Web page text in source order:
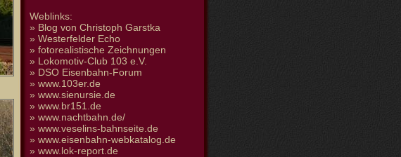
Weblinks:
» Blog von Christoph Garstka
» Westerfelder Echo
» fotorealistische Zeichnungen
» Lokomotiv-Club 103 e.V.
» DSO Eisenbahn-Forum
» www.103er.de
» www.sienursie.de
» www.br151.de
» www.nachtbahn.de/
» www.veselins-bahnseite.de
» www.eisenbahn-webkatalog.de
» www.lok-report.de